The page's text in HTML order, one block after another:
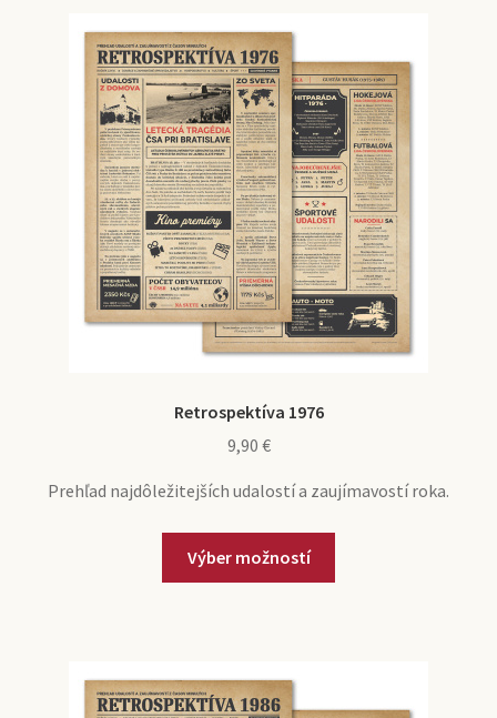
Retrospektíva 1976
9,90 €
Prehľad najdôležitejších udalostí a zaujímavostí roka.
Výber možností